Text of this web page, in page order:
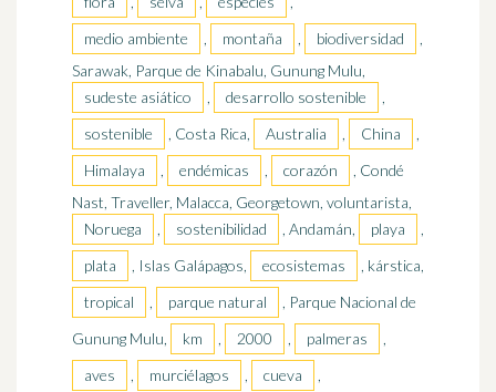
medio ambiente
, montaña , biodiversidad
,
Sarawak, Parque de Kinabalu, Gunung Mulu,
sudeste asiático
, desarrollo sostenible
,
sostenible
, Costa Rica, Australia , China
,
Himalaya
, endémicas , corazón
, Condé
Nast, Traveller, Malacca, Georgetown, voluntarista,
Noruega
, sostenibilidad , Andamán, playa
,
plata
, Islas Galápagos, ecosistemas
, kárstica,
tropical
, parque natural
, Parque Nacional de
Gunung Mulu,
km , 2000 , palmeras
,
aves
, murciélagos , cueva
,